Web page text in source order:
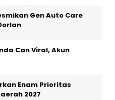
Gen Auto Care
Can Viral, Akun
Enam Prioritas
2027